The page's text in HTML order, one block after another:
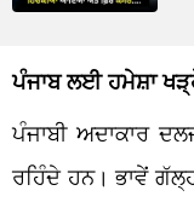
ਪੰਜਾਬ ਲਈ ਹਮੇਸ਼ਾ
ਪੰਜਾਬੀ ਅਦਾਕਾਰ
ਰਹਿੰਦੇ ਹਨ। ਭਾਵੇਂ